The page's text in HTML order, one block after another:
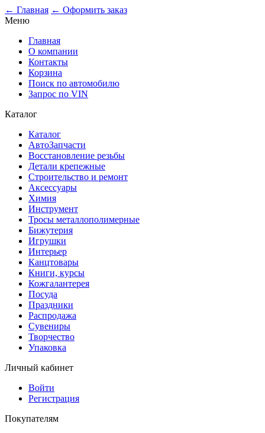
← Главная ← Оформить заказ
Меню
Главная
О компании
Контакты
Корзина
Поиск по автомобилю
Запрос по VIN
Каталог
Каталог
АвтоЗапчасти
Восстановление резьбы
Детали крепежные
Строительство и ремонт
Аксессуары
Химия
Инструмент
Тросы металлополимерные
Бижутерия
Игрушки
Интерьер
Канцтовары
Книги, курсы
Кожгалантерея
Посуда
Праздники
Распродажа
Сувениры
Творчество
Упаковка
Личный кабинет
Войти
Регистрация
Покупателям